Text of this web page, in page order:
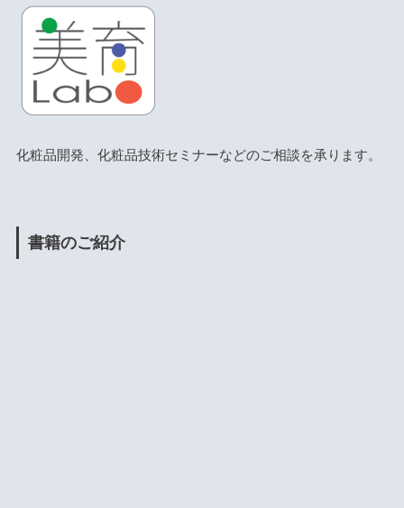
化粧品開発、化粧品技術セミナーなどのご相談を承ります。
書籍のご紹介